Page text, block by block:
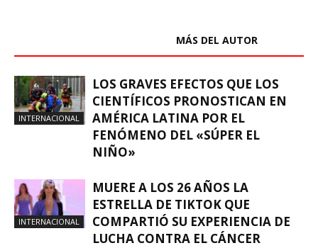
MÁS DEL AUTOR
INTERNACIONAL
LOS GRAVES EFECTOS QUE LOS
CIENTÍFICOS PRONOSTICAN EN
AMÉRICA LATINA POR EL
FENÓMENO DEL «SÚPER EL
NIÑO»
INTERNACIONAL
MUERE A LOS 26 AÑOS LA
ESTRELLA DE TIKTOK QUE
COMPARTIÓ SU EXPERIENCIA DE
LUCHA CONTRA EL CÁNCER